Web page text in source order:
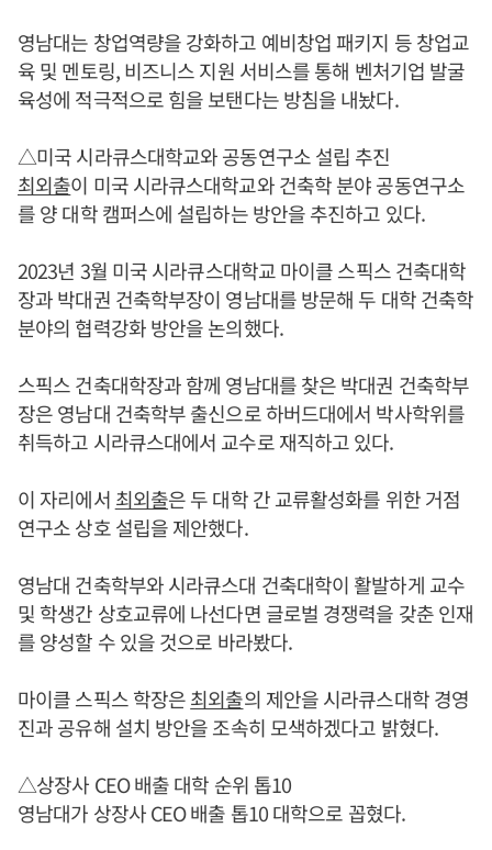
영남대는 창업역량을 강화하고 예비창업 패키지 등 창업교
육 및 멘토링, 비즈니스 지원 서비스를 통해 벤처기업 발굴
육성에 적극적으로 힘을 보탠다는 방침을 내놨다.
△미국 시라큐스대학교와 공동연구소 설립 추진
최외출이 미국 시라큐스대학교와 건축학 분야 공동연구소
를 양 대학 캠퍼스에 설립하는 방안을 추진하고 있다.
2023년 3월 미국 시라큐스대학교 마이클 스픽스 건축대학
장과 박대권 건축학부장이 영남대를 방문해 두 대학 건축학
분야의 협력강화 방안을 논의했다.
스픽스 건축대학장과 함께 영남대를 찾은 박대권 건축학부
장은 영남대 건축학부 출신으로 하버드대에서 박사학위를
취득하고 시라큐스대에서 교수로 재직하고 있다.
이 자리에서 최외출은 두 대학 간 교류활성화를 위한 거점
연구소 상호 설립을 제안했다.
영남대 건축학부와 시라큐스대 건축대학이 활발하게 교수
및 학생간 상호교류에 나선다면 글로벌 경쟁력을 갖춘 인재
를 양성할 수 있을 것으로 바라봤다.
마이클 스픽스 학장은최외출의 제안을 시라큐스대학 경영
진과 공유해 설치 방안을 조속히 모색하겠다고 밝혔다.
△상장사 CEO 배출 대학 순위 톱10
영남대가 상장사 CEO 배출 톱10 대학으로 꼽혔다.